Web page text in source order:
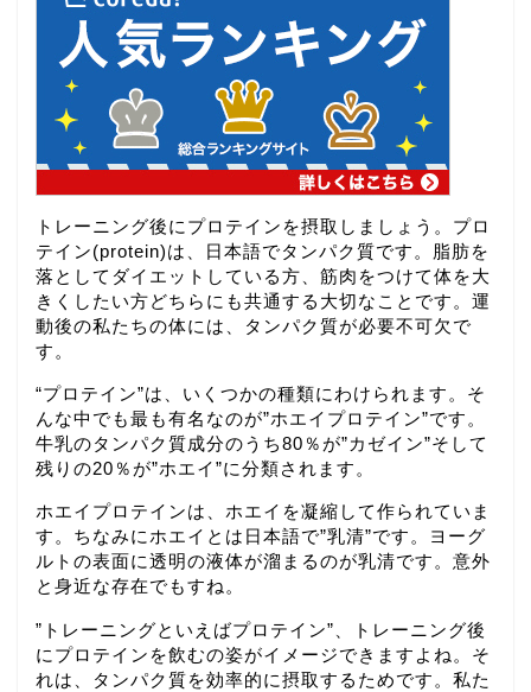
トレーニング後にプロテインを摂取しましょう。プロ
テイン(protein)は、日本語でタンパク質です。脂肪を
落としてダイエットしている方、筋肉をつけて体を大
きくしたい方どちらにも共通する大切なことです。運
動後の私たちの体には、タンパク質が必要不可欠で
す。
“プロテイン”は、いくつかの種類にわけられます。そ
んな中でも最も有名なのが”ホエイプロテイン”です。
牛乳のタンパク質成分のうち80％が”カゼイン”そして
残りの20％が”ホエイ”に分類されます。
ホエイプロテインは、ホエイを凝縮して作られていま
す。ちなみにホエイとは日本語で”乳清”です。ヨーグ
ルトの表面に透明の液体が溜まるのが乳清です。意外
と身近な存在でもすね。
”トレーニングといえばプロテイン”、トレーニング後
にプロテインを飲むの姿がイメージできますよね。そ
れは、タンパク質を効率的に摂取するためです。私た